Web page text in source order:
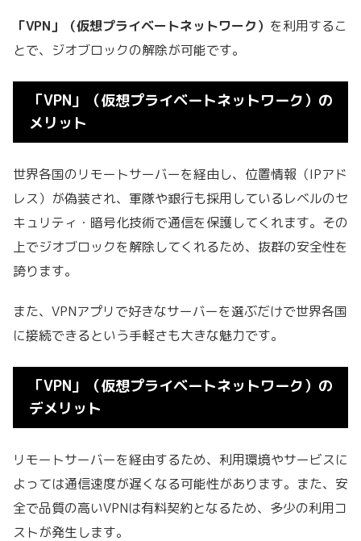
「VPN」（仮想プライベートネットワーク） を利用するこ
とで、ジオブロックの解除が可能です。
「VPN」（仮想プライベートネットワーク） の
メリット
世界各国のリモートサーバーを経由し、位置情報（IPアド
レス）が偽装され、軍隊や銀行も採用しているレベルのセ
キュリティ・暗号化技術で通信を保護してくれます。その
上でジオブロックを解除してくれるため、抜群の安全性を
誇ります。
また、VPNアプリで好きなサーバーを選ぶだけで世界各国
に接続できるという手軽さも大きな魅力です。
「VPN」（仮想プライベートネットワーク） の
デメリット
リモートサーバーを経由するため、利用環境やサービスに
よっては通信速度が遅くなる可能性があります。また、安
全で品質の高いVPNは有料契約となるため、多少の利用コ
ストが発生します。